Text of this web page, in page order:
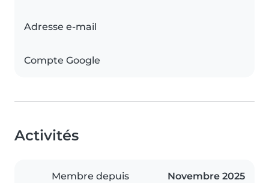
Adresse e-mail
Compte Google
Activités
Membre depuis Novembre 2025